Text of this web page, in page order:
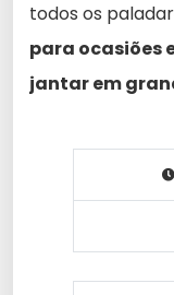
todos os
para ocasiões
jantar em